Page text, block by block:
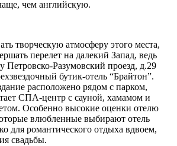
чем английскую.
творческую атмосферу этого места,
перелет на далекий Запад, ведь
Петровско-Разумовский проезд, д.29
бутик-отель “Брайтон”.
расположено рядом с парком,
СПА-центр с сауной, хамамом и
Особенно высокие оценки отелю
влюбленные выбирают отель
для романтического отдыха вдвоем,
свадьбы.